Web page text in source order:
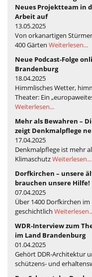
Neues Projektteam in
Arbeit auf
13.05.2025
Von orkanartigen
400 Gärten Weiterlesen...
Neue Podcast-Folge
Brandenburg
18.04.2025
Himmlisches Wetter,
Theater: Ein
Weiterlesen...
Mehr als Bewahren –
zeigt Denkmalpflege
17.04.2025
Denkmalpflege ist mehr
KlimaschutzWeiterlesen...
Dorfkirchen – unsere
brauchen unsere Hilfe!
07.04.2025
Über 1400 Dorfkirchen
geschichtlich
WDR-Interview zum
im Land Brandenburg
01.04.2025
Gehört DDR-Architektur
schützens- und